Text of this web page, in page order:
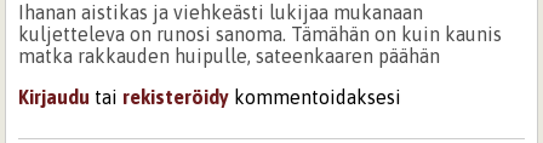
Ihanan aistikas ja viehkeästi lukijaa mukanaan
kuljetteleva on runosi sanoma. Tämähän on kuin kaunis
matka rakkauden huipulle, sateenkaaren päähän
Kirjaudu tai rekisteröidy kommentoidaksesi